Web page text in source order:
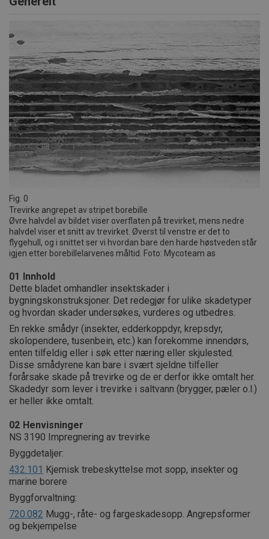
Fig. 0
Trevirke angrepet av stripet borebille
Øvre halvdel av bildet viser overflaten på trevirket, mens nedre
halvdel viser et snitt av trevirket. Øverst til venstre er det to
flygehull, og i snittet ser vi hvordan bare den harde høstveden står
igjen etter borebillelarvenes måltid. Foto: Mycoteam as
01 Innhold
Dette bladet omhandler insektskader i
bygningskonstruksjoner. Det redegjør for ulike skadetyper
og hvordan skader undersøkes, vurderes og utbedres.
En rekke smådyr (insekter, edderkoppdyr, krepsdyr,
skolopendere, tusenbein, etc.) kan forekomme innendørs,
enten tilfeldig eller i søk etter næring eller skjulested.
Disse smådyrene kan bare i svært sjeldne tilfeller
forårsake skade på trevirke og de er derfor ikke omtalt her.
Skadedyr som lever i trevirke i saltvann (brygger, pæler o.l.)
er heller ikke omtalt.
02 Henvisninger
NS 3190 Impregnering av trevirke
Byggdetaljer:
432.101 Kjemisk trebeskyttelse mot sopp, insekter og
marine borere
Byggforvaltning:
720.082 Mugg-, råte- og fargeskadesopp. Angrepsformer
og bekjempelse